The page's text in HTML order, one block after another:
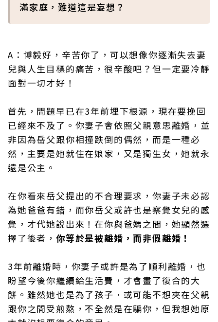
滿家庭，難道這是妄想？
A：博毅好，辛苦你了，可以想像你逐漸失去妻
兒與人生目標的痛苦，很辛酸吧？但一定要冷靜
面對一切才好！
首先，問題早已在3年前埋下根源，現在要挽回
已經來不及了。你妻子會依照父親意思離婚，並
非因為岳父跟你相撞跌倒的偶然，而是一種必
然，主要是她就住在娘家，又是獨生女，她就永
遠是公主。
在你看來岳父提出的不合理要求，你妻子未必認
為她爸爸有錯，而你岳父或許也是察覺女兒的感
覺，才代她說出來！在你與爸媽之間，她顯然選
擇了後者， 你等於是被離婚，而非假離婚！
3年前離婚時，你妻子或許是為了順利離婚，也
盼望今後你繼續給生活費，才會畫了復合的大
餅。雖然她也是為了孩子．或可能不想夾在父親
跟你之間受煎熬，不全然是在騙你，但我想她原